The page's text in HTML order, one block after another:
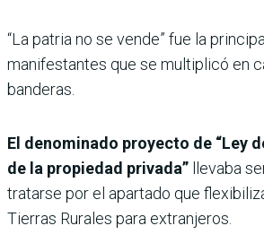
“La patria no se vende” fue la
manifestantes que se multiplicó en
banderas.
El denominado proyecto de “Ley
de la propiedad privada” llevaba
tratarse por el apartado que
Tierras Rurales para extranjeros.